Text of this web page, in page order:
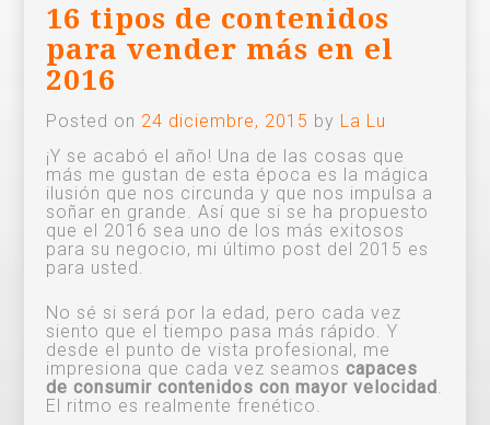
16 tipos de contenidos
para vender más en el
2016
Posted on 24 diciembre, 2015 by La Lu
¡Y se acabó el año! Una de las cosas que
más me gustan de esta época es la mágica
ilusión que nos circunda y que nos impulsa a
soñar en grande. Así que si se ha propuesto
que el 2016 sea uno de los más exitosos
para su negocio, mi último post del 2015 es
para usted.
No sé si será por la edad, pero cada vez
siento que el tiempo pasa más rápido. Y
desde el punto de vista profesional, me
impresiona que cada vez seamoscapaces
de consumir contenidos con mayor velocidad.
El ritmo es realmente frenético.